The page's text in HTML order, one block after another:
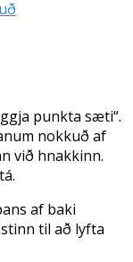
punkta sæti“.
nokkuð af
við hnakkinn.
af baki
til að lyfta